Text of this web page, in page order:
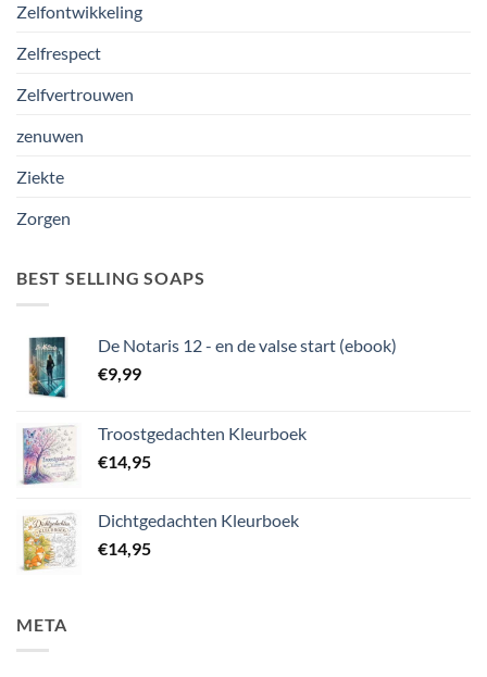
Zelfontwikkeling
Zelfrespect
Zelfvertrouwen
zenuwen
Ziekte
Zorgen
BEST SELLING SOAPS
De Notaris 12 - en de valse start (ebook)
€9,99
Troostgedachten Kleurboek
€14,95
Dichtgedachten Kleurboek
€14,95
META